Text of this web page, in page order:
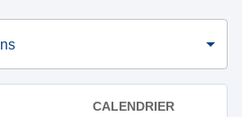
CALENDRIER